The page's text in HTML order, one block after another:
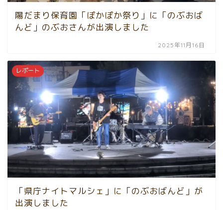
陽だまり保育園「ぽかぽか祭り」に「のぶおば
んど」のぶおさんが出演しました
2025年11月16日
レポート
「県庁ナイトマルシェ」に「のぶおばんど」が
出演しました